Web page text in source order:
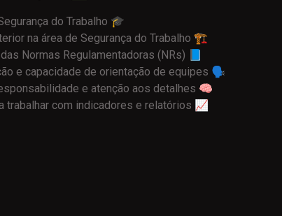
do Trabalho 🎓
na área de Segurança do Trabalho 🏗️
Normas Regulamentadoras (NRs) 📘
e capacidade de orientação de equipes 🗣️
e atenção aos detalhes 🧠
trabalhar com indicadores e relatórios 📈